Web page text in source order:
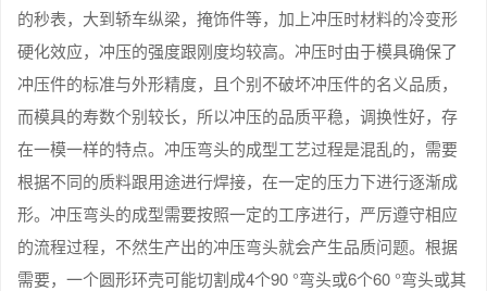
的秒表，大到轿车纵梁，掩饰件等，加上冲压时材料的冷变形
硬化效应，冲压的强度跟刚度均较高。冲压时由于模具确保了
冲压件的标准与外形精度，且个别不破坏冲压件的名义品质，
而模具的寿数个别较长，所以冲压的品质平稳，调换性好，存
在一模一样的特点。冲压弯头的成型工艺过程是混乱的，需要
根据不同的质料跟用途进行焊接，在一定的压力下进行逐渐成
形。冲压弯头的成型需要按照一定的工序进行，严厉遵守相应
的流程过程，不然生产出的冲压弯头就会产生品质问题。根据
需要，一个圆形环壳可能切割成4个90 °弯头或6个60 °弯头或其